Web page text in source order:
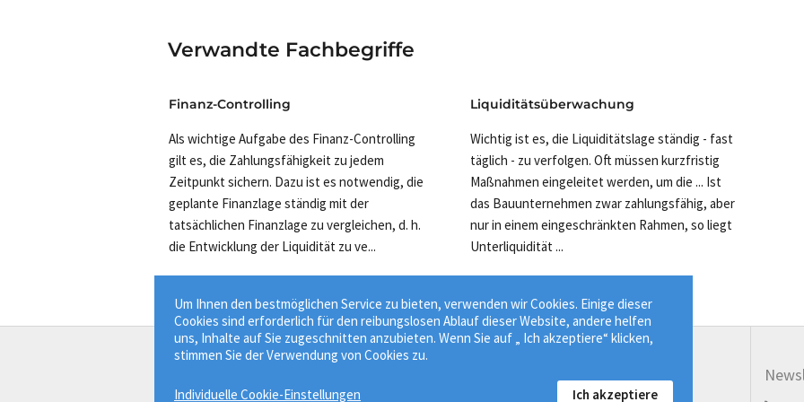
Verwandte Fachbegriffe
Finanz-Controlling
Als wichtige Aufgabe des Finanz-Controlling
gilt es, die Zahlungsfähigkeit zu jedem
Zeitpunkt sichern. Dazu ist es notwendig, die
geplante Finanzlage ständig mit der
tatsächlichen Finanzlage zu vergleichen, d. h.
die Entwicklung der Liquidität zu ve...
Liquiditätsüberwachung
Wichtig ist es, die Liquiditätslage ständig - fast
täglich - zu verfolgen. Oft müssen kurzfristig
Maßnahmen eingeleitet werden, um die ... Ist
das Bauunternehmen zwar zahlungsfähig, aber
nur in einem eingeschränkten Rahmen, so liegt
Unterliquidität ...
Um Ihnen den bestmöglichen Service zu bieten, verwenden wir Cookies. Einige dieser
Cookies sind erforderlich für den reibungslosen Ablauf dieser Website, andere helfen
uns, Inhalte auf Sie zugeschnitten anzubieten. Wenn Sie auf „ Ich akzeptiere“ klicken,
stimmen Sie der Verwendung von Cookies zu.
Individuelle Cookie-Einstellungen Ich akzeptiere